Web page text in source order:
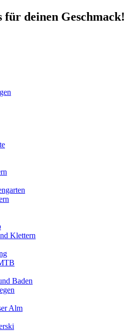
für deinen Geschmack!
Klettern
Baden
Alm